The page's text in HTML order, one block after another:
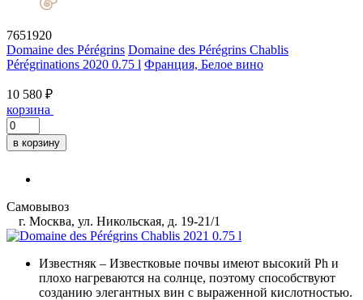
7651920
Domaine des Pérégrins Domaine des Pérégrins Chablis
Pérégrinations 2020 0.75 l Франция, Белое вино
10 580 ₽
корзина
в корзину
Самовывоз
г. Москва, ул. Никольская, д. 19-21/1
Известняк – Известковые почвы имеют высокий Ph и
плохо нагреваются на солнце, поэтому способствуют
созданию элегантных вин с выраженной кислотностью.